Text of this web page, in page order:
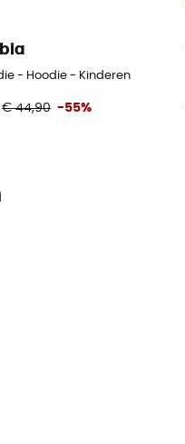
- Hoodie - Kinderen
€ 44,90 -55%